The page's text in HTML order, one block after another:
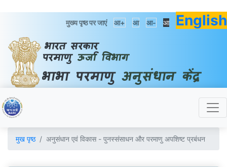
मुख्य पृष्ठ पर जाएं आ+ आ आ- आ English
मुख पृष्ठ अनुसंधान एवं विकास - पुनस्संसाधन और परमाणु अपशिष्ट प्रबंधन